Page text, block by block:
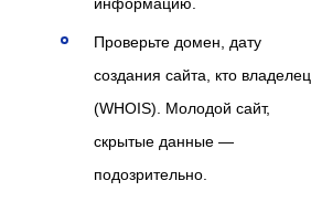
Проверьте домен, дату
создания сайта, кто владелец
(WHOIS). Молодой сайт,
скрытые данные —
подозрительно.